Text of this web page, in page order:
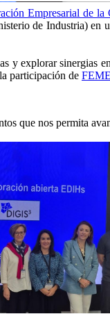
Empresarial de la
de Industria) en
y explorar
participación de
que nos permita